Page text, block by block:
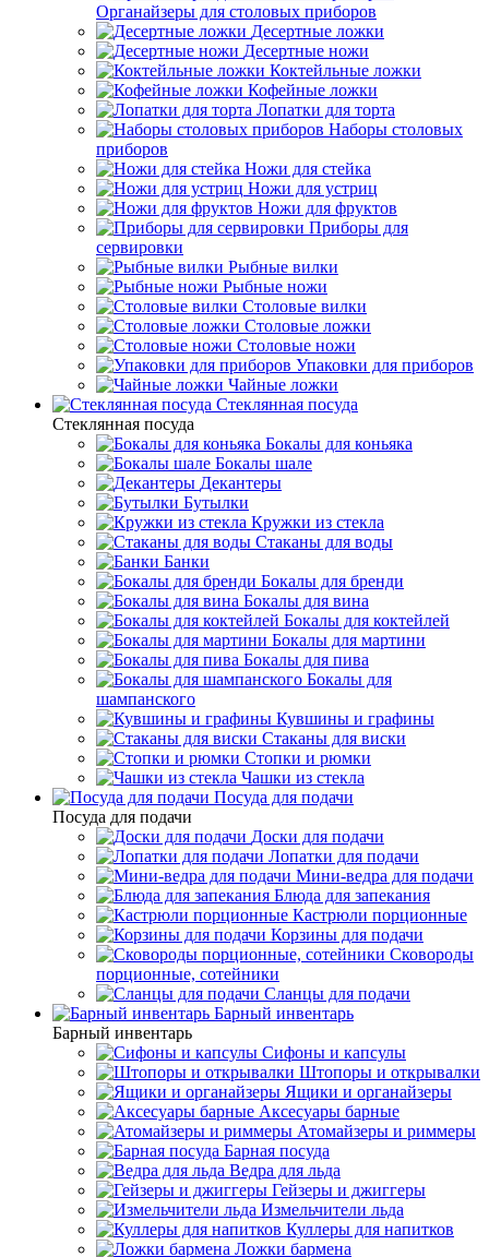
Органайзеры для столовых приборов
Десертные ложки
Десертные ножи
Коктейльные ложки
Кофейные ложки
Лопатки для торта
Наборы столовых
приборов
Ножи для стейка
Ножи для устриц
Ножи для фруктов
Приборы для
сервировки
Рыбные вилки
Рыбные ножи
Столовые вилки
Столовые ложки
Столовые ножи
Упаковки для приборов
Чайные ложки
Стеклянная посуда
Стеклянная посуда
Бокалы для коньяка
Бокалы шале
Декантеры
Бутылки
Кружки из стекла
Стаканы для воды
Банки
Бокалы для бренди
Бокалы для вина
Бокалы для коктейлей
Бокалы для мартини
Бокалы для пива
Бокалы для
шампанского
Кувшины и графины
Стаканы для виски
Стопки и рюмки
Чашки из стекла
Посуда для подачи
Посуда для подачи
Доски для подачи
Лопатки для подачи
Мини-ведра для подачи
Блюда для запекания
Кастрюли порционные
Корзины для подачи
Сковороды
порционные, сотейники
Сланцы для подачи
Барный инвентарь
Барный инвентарь
Сифоны и капсулы
Штопоры и открывалки
Ящики и органайзеры
Аксесуары барные
Атомайзеры и риммеры
Барная посуда
Ведра для льда
Гейзеры и джиггеры
Измельчители льда
Куллеры для напитков
Ложки бармена